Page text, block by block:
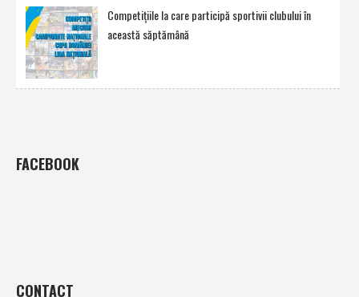
Competiţiile la care participă sportivii clubului în
această săptămână
FACEBOOK
CONTACT